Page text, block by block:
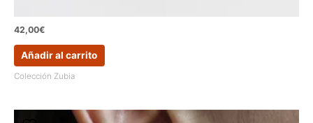
42,00€
Añadir al carrito
Colección Zubia